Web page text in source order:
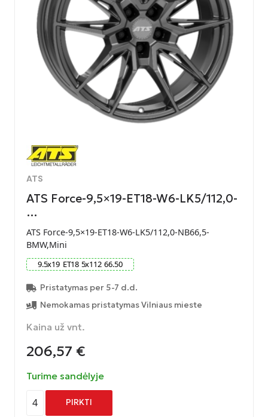
ATS
ATS Force-9,5×19-ET18-W6-LK5/112,0-
…
ATS Force-9,5×19-ET18-W6-LK5/112,0-NB66,5-
BMW,Mini
9.5x19 ET18 5x112 66.50
Pristatymas per 5-7 d.d.
Nemokamas pristatymas Vilniaus mieste
Kaina už vnt.
206,57 €
Turime sandėlyje
4 PIRKTI